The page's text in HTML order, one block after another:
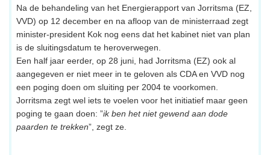
Na de behandeling van het Energierapport van Jorritsma (EZ,
VVD) op 12 december en na afloop van de ministerraad zegt
minister-president Kok nog eens dat het kabinet niet van plan
is de sluitingsdatum te heroverwegen.
Een half jaar eerder, op 28 juni, had Jorritsma (EZ) ook al
aangegeven er niet meer in te geloven als CDA en VVD nog
een poging doen om sluiting per 2004 te voorkomen.
Jorritsma zegt wel iets te voelen voor het initiatief maar geen
poging te gaan doen: ”ik ben het niet gewend aan dode
paarden te trekken”, zegt ze.